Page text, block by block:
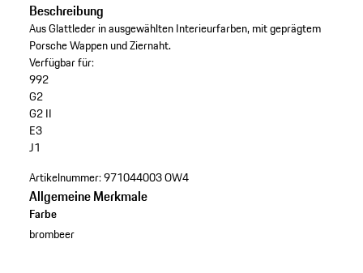
Beschreibung
Aus Glattleder in ausgewählten Interieurfarben, mit geprägtem
Porsche Wappen und Ziernaht.
Verfügbar für:
992
G2
G2 II
E3
J1
Artikelnummer:971044003 OW4
Allgemeine Merkmale
Farbe
brombeer